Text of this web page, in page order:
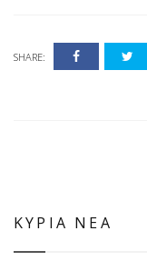
SHARE:
ΚΥΡΙΑ ΝΕΑ